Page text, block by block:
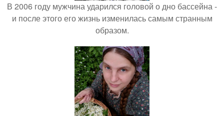
В 2006 году мужчина ударился головой о дно бассейна -
и после этого его жизнь изменилась самым странным
образом.